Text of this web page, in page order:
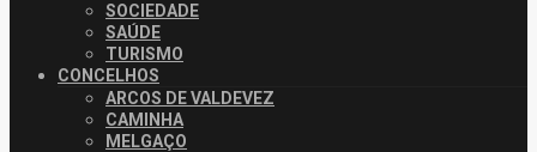
SOCIEDADE
SAÚDE
TURISMO
CONCELHOS
ARCOS DE VALDEVEZ
CAMINHA
MELGAÇO